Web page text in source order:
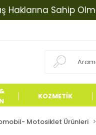
Sahip Olmak
KOZMETİK
Motosiklet Ürünleri